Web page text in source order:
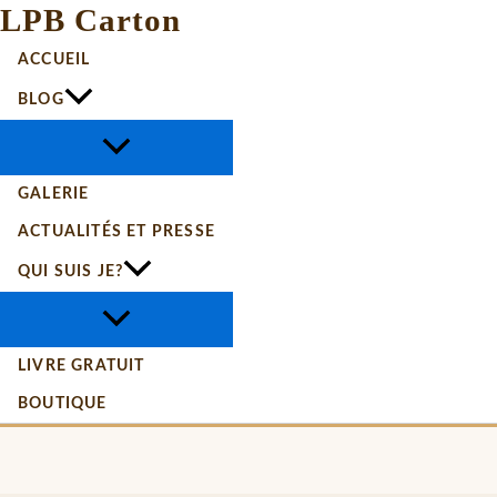
LPB Carton
ACCUEIL
BLOG
GALERIE
ACTUALITÉS ET PRESSE
QUI SUIS JE?
LIVRE GRATUIT
BOUTIQUE